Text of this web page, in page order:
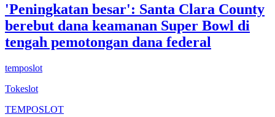
'Peningkatan besar': Santa Clara County
berebut dana keamanan Super Bowl di
tengah pemotongan dana federal
temposlot
Tokeslot
TEMPOSLOT